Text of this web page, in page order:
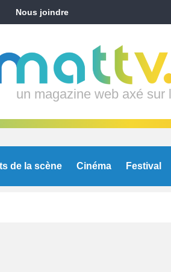
Nous joindre
un magazine web axé sur
de la scène Cinéma Festival